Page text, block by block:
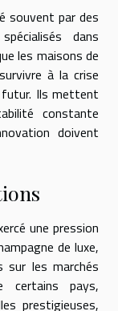
souvent par des
dans
les maisons de
à la crise
futur. Ils mettent
constante
doivent
une pression
de luxe,
sur les marchés
certains pays,
prestigieuses,